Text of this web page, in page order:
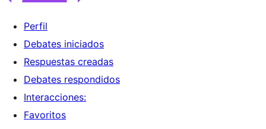
Perfil
Debates iniciados
Respuestas creadas
Debates respondidos
Interacciones:
Favoritos